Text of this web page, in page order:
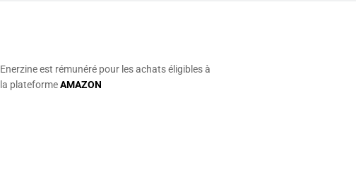
Enerzine est rémunéré pour les achats éligibles à
la plateformeAMAZON